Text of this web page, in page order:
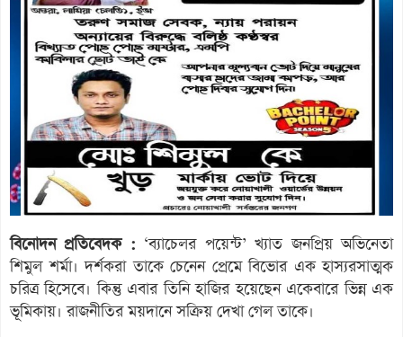
বিনোদন প্রতিবেদক : ‘ব্যাচেলর পয়েন্ট’ খ্যাত জনপ্রিয় অভিনেতা
শিমুল শর্মা। দর্শকরা তাকে চেনেন প্রেমে বিভোর এক হাস্যরসাত্মক
চরিত্র হিসেবে। কিন্তু এবার তিনি হাজির হয়েছেন একেবারে ভিন্ন এক
ভূমিকায়। রাজনীতির ময়দানে সক্রিয় দেখা গেল তাকে।